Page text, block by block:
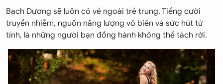
Bạch Dương sẽ luôn có vẻ ngoài trẻ trung. Tiếng cười
truyền nhiễm, nguồn năng lượng vô biên và sức hút từ
tính, là những người bạn đồng hành không thể tách rời.